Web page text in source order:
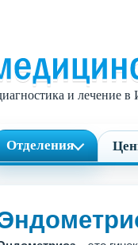
и лечение
Отделения